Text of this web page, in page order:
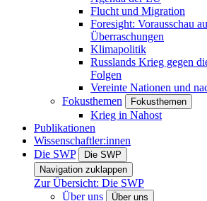
Flucht und Migration
Foresight: Vorausschau
Überraschungen
Klimapolitik
Russlands Krieg gegen
Folgen
Vereinte Nationen und
Fokusthemen
Fokusthemen
Krieg in Nahost
Publikationen
Wissenschaftler:innen
Die SWP
Die SWP
Navigation zuklappen
Zur Übersicht: Die SWP
Über uns
Über uns